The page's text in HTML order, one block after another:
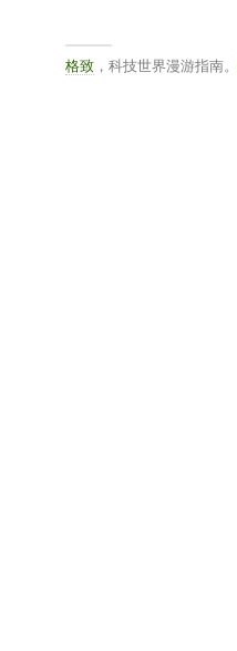
格致，科技世界漫游指南。